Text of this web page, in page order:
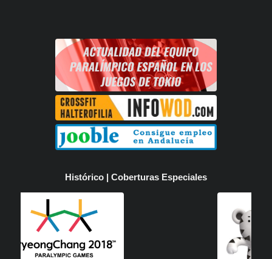
Histórico | Coberturas Especiales